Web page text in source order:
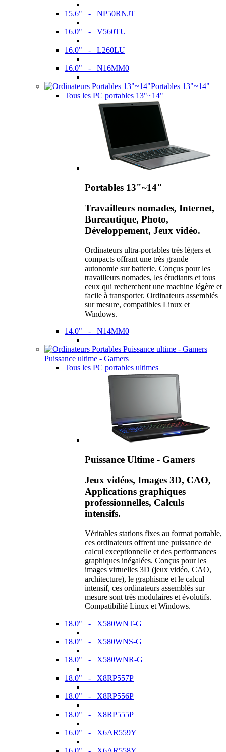
15.6" - NP50RNJT
16.0" - V560TU
16.0" - L260LU
16.0" - N16MM0
Portables 13"~14"
Tous les PC portables 13"~14"
Portables 13"~14"
Travailleurs nomades, Internet,
Bureautique, Photo,
Développement, Jeux vidéo.
Ordinateurs ultra-portables très légers et
compacts offrant une très grande
autonomie sur batterie. Conçus pour les
travailleurs nomades, les étudiants et tous
ceux qui recherchent une machine légère et
facile à transporter. Ordinateurs assemblés
sur mesure, compatibles Linux et
Windows.
14.0" - N14MM0
Puissance ultime - Gamers
Tous les PC portables ultimes
Puissance Ultime - Gamers
Jeux vidéos, Images 3D, CAO,
Applications graphiques
professionnelles, Calculs
intensifs.
Véritables stations fixes au format portable,
ces ordinateurs offrent une puissance de
calcul exceptionnelle et des performances
graphiques inégalées. Conçus pour les
images virtuelles 3D (jeux vidéo, CAO,
architecture), le graphisme et le calcul
intensif, ces ordinateurs assemblés sur
mesure sont très modulaires et évolutifs.
Compatibilité Linux et Windows.
18.0" - X580WNT-G
18.0" - X580WNS-G
18.0" - X580WNR-G
18.0" - X8RP557P
18.0" - X8RP556P
18.0" - X8RP555P
16.0" - X6AR559Y